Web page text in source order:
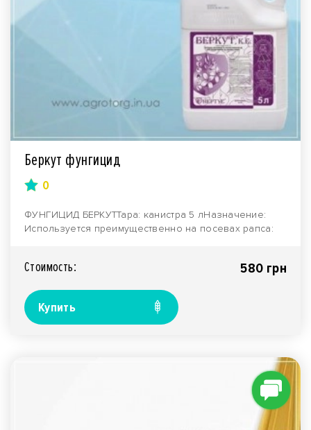
Беркут фунгицид
0
ФУНГИЦИД БЕРКУТТара: канистра 5 лНазначение:
Используется преимущественно на посевах рапса:
Стоимость: 580 грн
Купить